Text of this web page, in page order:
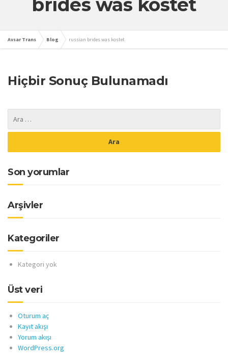
brides was kostet
Avsar Trans Blog russian brides was kostet
Hiçbir Sonuç Bulunamadı
Son yorumlar
Arşivler
Kategoriler
Kategori yok
Üst veri
Oturum aç
Kayıt akışı
Yorum akışı
WordPress.org